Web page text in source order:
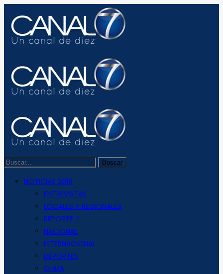
NOTICIAS 2019
ENTREVISTAS
LOCALES Y REGIONALES
REPORTE 7
NACIONAL
INTERNACIONAL
DEPORTES
CLIMA